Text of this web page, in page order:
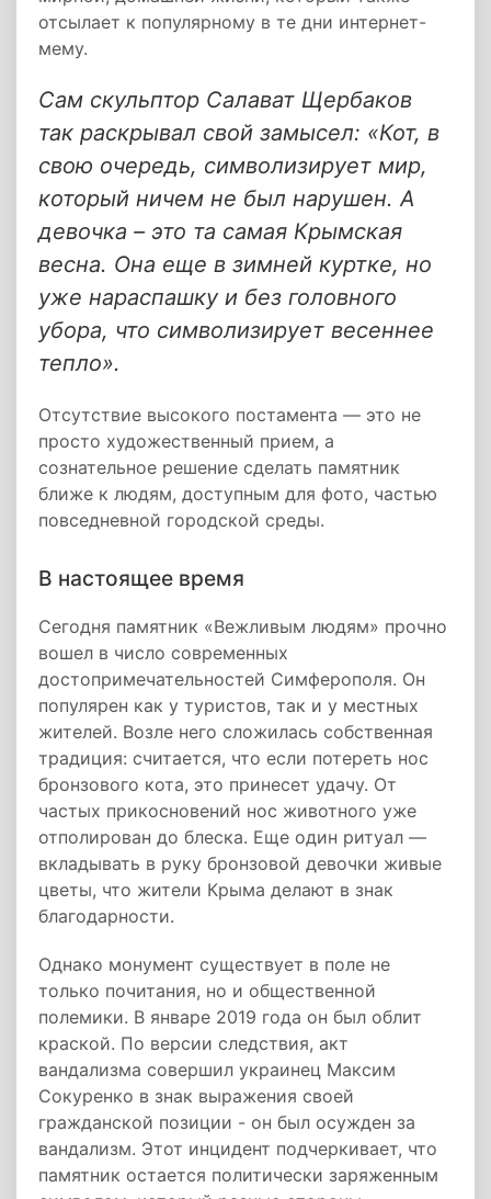
отсылает к популярному в те дни интернет-
мему.
Сам скульптор Салават Щербаков
так раскрывал свой замысел: «Кот, в
свою очередь, символизирует мир,
который ничем не был нарушен. А
девочка – это та самая Крымская
весна. Она еще в зимней куртке, но
уже нараспашку и без головного
убора, что символизирует весеннее
тепло».
Отсутствие высокого постамента — это не
просто художественный прием, а
сознательное решение сделать памятник
ближе к людям, доступным для фото, частью
повседневной городской среды.
В настоящее время
Сегодня памятник «Вежливым людям» прочно
вошел в число современных
достопримечательностей Симферополя. Он
популярен как у туристов, так и у местных
жителей. Возле него сложилась собственная
традиция: считается, что если потереть нос
бронзового кота, это принесет удачу. От
частых прикосновений нос животного уже
отполирован до блеска. Еще один ритуал —
вкладывать в руку бронзовой девочки живые
цветы, что жители Крыма делают в знак
благодарности.
Однако монумент существует в поле не
только почитания, но и общественной
полемики. В январе 2019 года он был облит
краской. По версии следствия, акт
вандализма совершил украинец Максим
Сокуренко в знак выражения своей
гражданской позиции - он был осужден за
вандализм. Этот инцидент подчеркивает, что
памятник остается политически заряженным